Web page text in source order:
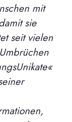
mit
sie
seit vielen